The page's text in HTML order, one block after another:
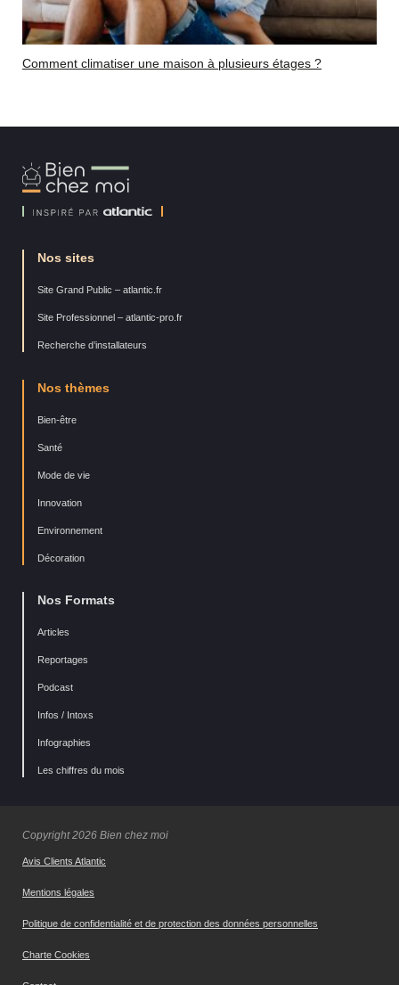
Comment climatiser une maison à plusieurs étages ?
Bien
Chez
Nos sites
Site Grand Public – atlantic.fr
Site Professionnel – atlantic-pro.fr
Recherche d’installateurs
Nos thèmes
Bien-être
Santé
Mode de vie
Innovation
Environnement
Décoration
Nos Formats
Articles
Reportages
Podcast
Infos / Intoxs
Infographies
Les chiffres du mois
Copyright 2026 Bien chez moi
Avis Clients Atlantic
Mentions légales
Politique de confidentialité et de protection des données personnelles
Charte Cookies